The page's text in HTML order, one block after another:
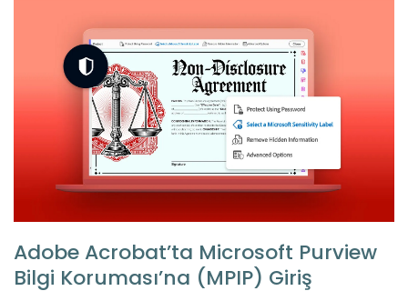
Adobe Acrobat’ta Microsoft Purview
Bilgi Koruması’na (MPIP) Giriş